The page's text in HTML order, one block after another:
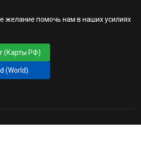
желание помочь нам в наших усилиях
(Карты РФ)
(World)